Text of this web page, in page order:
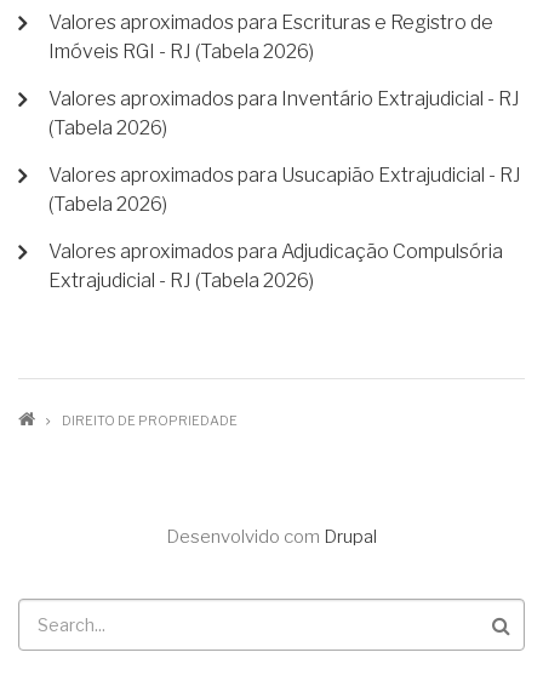
Valores aproximados para Escrituras e Registro de
Imóveis RGI - RJ (Tabela 2026)
Valores aproximados para Inventário Extrajudicial - RJ
(Tabela 2026)
Valores aproximados para Usucapião Extrajudicial - RJ
(Tabela 2026)
Valores aproximados para Adjudicação Compulsória
Extrajudicial - RJ (Tabela 2026)
TRILHA
NAVEGAÇÃO
DIREITO DE PROPRIEDADE
Desenvolvido com Drupal